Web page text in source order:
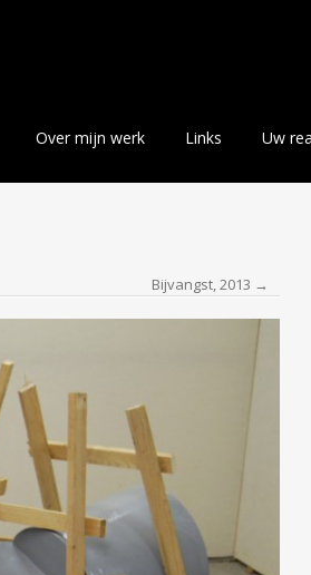
Over mijn werk Links Uw
Bijvangst, 2013 →